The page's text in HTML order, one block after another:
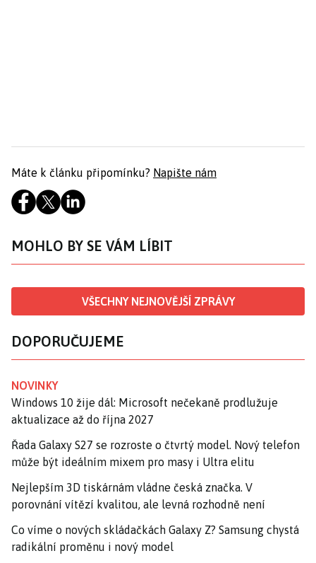
Máte k článku připomínku? Napište nám
MOHLO BY SE VÁM LÍBIT
VŠECHNY NEJNOVĚJŠÍ ZPRÁVY
DOPORUČUJEME
NOVINKY
Windows 10 žije dál: Microsoft nečekaně prodlužuje
aktualizace až do října 2027
Řada Galaxy S27 se rozroste o čtvrtý model. Nový telefon
může být ideálním mixem pro masy i Ultra elitu
Nejlepším 3D tiskárnám vládne česká značka. V
porovnání vítězí kvalitou, ale levná rozhodně není
Co víme o nových skládačkách Galaxy Z? Samsung chystá
radikální proměnu i nový model